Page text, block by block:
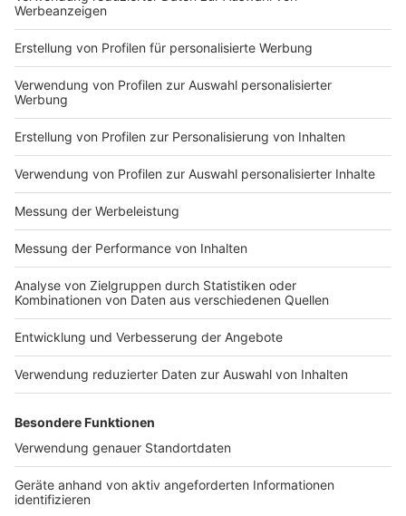
Markiere sie hierfür mit einem
Impressum
Nutzungsbedingungen
Jobs
Presse
Werben
Archiv
ANTENNE BAYERN GROUP
Stiftung ANTENNE BAYERN
Kontakt
Studio-Hotline
Verkehrs-Hotline
Newsletter